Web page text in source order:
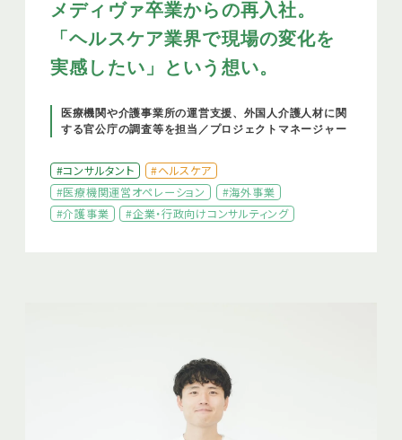
メディヴァ卒業からの再入社。
「ヘルスケア業界で現場の変化を
実感したい」という想い。
医療機関や介護事業所の運営支援、外国人介護人材に関
する官公庁の調査等を担当／プロジェクトマネージャー
#コンサルタント
#ヘルスケア
#医療機関運営オペレーション
#海外事業
#介護事業
#企業・行政向けコンサルティング